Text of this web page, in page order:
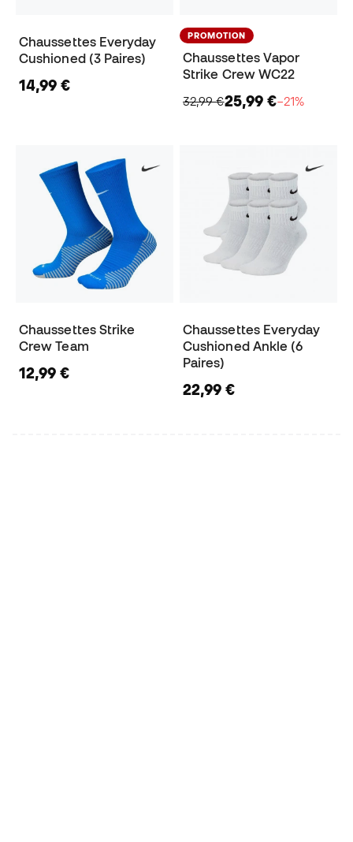
Chaussettes Everyday
Cushioned (3 Paires)
14,99 €
PROMOTION
Chaussettes Vapor
Strike Crew WC22
32,99 €25,99 €−21%
Chaussettes Strike
Crew Team
12,99 €
Chaussettes Everyday
Cushioned Ankle (6
Paires)
22,99 €